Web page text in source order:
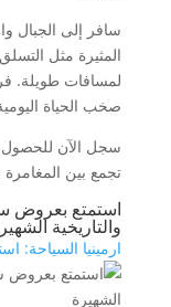
سافر إلى الجبال
المثيرة مثل
لمسافات طويلة.
صخب الحياة
سجل الآن
تجمع بين
استمتع بعروض
والتاريخية
ارمينيا السياحة: